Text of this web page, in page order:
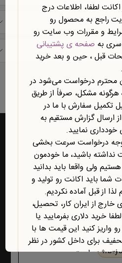
ها و فروشگاه ، حتما و حتما
صفحه پشتیبانی و پیام
و ثبت سفارش را مطالعه
مشکل شما نبود آنگاه ایمیل
لطفا، اطلاعات درج
راجع به محصول رو
و مقررات وب سایت رو
به صفحه ی پشتیبانی
قبل ، حین و بعد خرید
محترم درخواست می‌شود در
مشکل، صرفاً از طریق
تکمیل سفارش با ما در
ارسال گزارش مستقیم به
نمایید.
وجه درخواست سرعت بخشی
نداشته باشید، ما خودمون
ولی واقعا باید بدانید
شما باید اکانت رو تولید و
لذا از قبل آماده نکردیم.
خارج از ایران کار، تحصیل،
خرید دلاری بفرمایید یا
واریز کنید این قیمت ها با
برای داخل کشور در نظر
شده است.